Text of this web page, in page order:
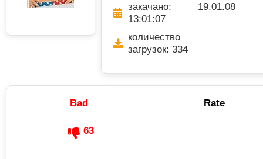
закачано: 19.01.08
13:01:07
количество
загрузок: 334
Bad Rate
63